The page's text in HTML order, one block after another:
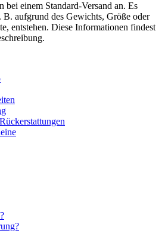
einem Standard-Versand an. Es
aufgrund des Gewichts, Größe oder
entstehen. Diese Informationen findest